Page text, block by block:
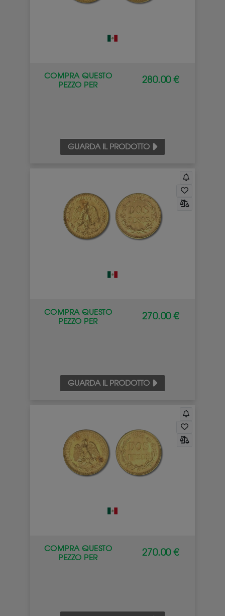
COMPRA QUESTO
PEZZO PER
280.00 €
GUARDA IL PRODOTTO
COMPRA QUESTO
PEZZO PER
270.00 €
GUARDA IL PRODOTTO
COMPRA QUESTO
PEZZO PER
270.00 €